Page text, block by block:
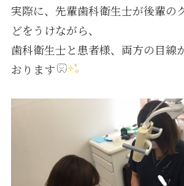
採用情報
実際に、先輩歯科衛生士が後輩の
どをうけながら、
歯科衛生士と患者様、両方の目線
おります